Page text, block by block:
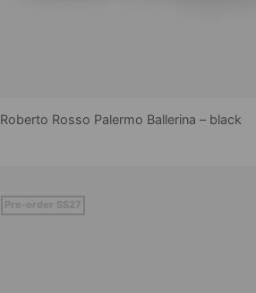
Roberto Rosso Palermo Ballerina – black
Pre-order SS27